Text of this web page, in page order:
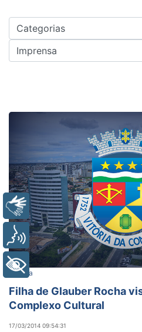
Cultura
Filha de Glauber Rocha
Complexo Cultural
17/03/2014 09:54:31
Libras
Voz
+ Acessibilidade